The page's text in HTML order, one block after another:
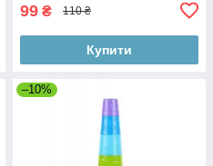
99 ₴ 110 ₴
Купити
–10%